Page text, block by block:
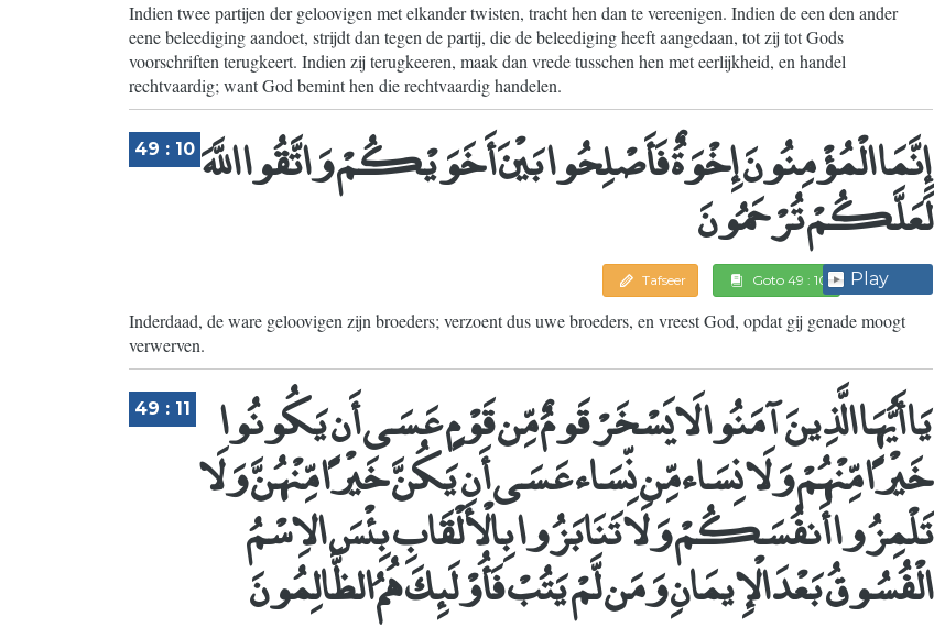
Indien twee partijen der geloovigen met elkander twisten, tracht hen dan te vereenigen. Indien de een den ander
eene beleediging aandoet, strijdt dan tegen de partij, die de beleediging heeft aangedaan, tot zij tot Gods
voorschriften terugkeert. Indien zij terugkeeren, maak dan vrede tusschen hen met eerlijkheid, en handel
rechtvaardig; want God bemint hen die rechtvaardig handelen.
49 : 10 إِنَّمَا الْمُؤْمِنُونَ إِخْوَةٌ فَأَصْلِحُوا بَيْنَ أَخَوَيْكُمْ وَاتَّقُوا اللَّهَ
لَعَلَّكُمْ تُرْحَمُونَ
Tafseer Goto 49 : 10 Play
Inderdaad, de ware geloovigen zijn broeders; verzoent dus uwe broeders, en vreest God, opdat gij genade moogt
verwerven.
49 : 11 يَا أَيُّهَا الَّذِينَ آمَنُوا لَا يَسْخَرْ قَومٌ مِّن قَوْمٍ عَسَى أَن يَكُونُوا
خَيْرًا مِّنْهُمْ وَلَا نِسَاء مِّن نِّسَاء عَسَى أَن يَكُنَّ خَيْرًا مِّنْهُنَّ وَلَا
تَلْمِزُوا أَنفُسَكُمْ وَلَا تَنَابَزُوا بِالْأَلْقَابِ بِئْسَ الاِسْمُ
الْفُسُوقُ بَعْدَ الْإِيمَانِ وَمَن لَّمْ يَتُبْ فَأُوْلَئِكَ هُمُ الظَّالِمُونَ